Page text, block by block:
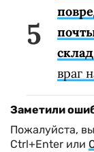
враг
Заметили
Пожалуйста,
Ctrl+Enter или